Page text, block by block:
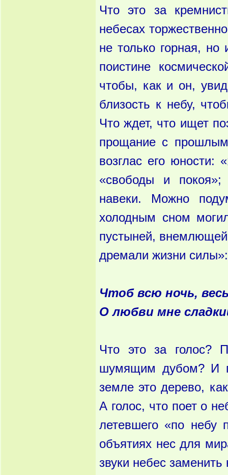
Что это за
небесах
не только горная,
поистине
чтобы, как и он,
близость к небу,
Что ждет, что ищет
прощание с
возглас его юности:
«свободы и покоя»;
навеки. Можно
холодным сном
пустыней, внемлющей
дремали жизни силы»:
Чтоб всю ночь,
О любви мне
Что это за голос?
шумящим дубом? И
земле это дерево,
А голос, что поет о
летевшего «по небу
объятиях нес для
звуки небес